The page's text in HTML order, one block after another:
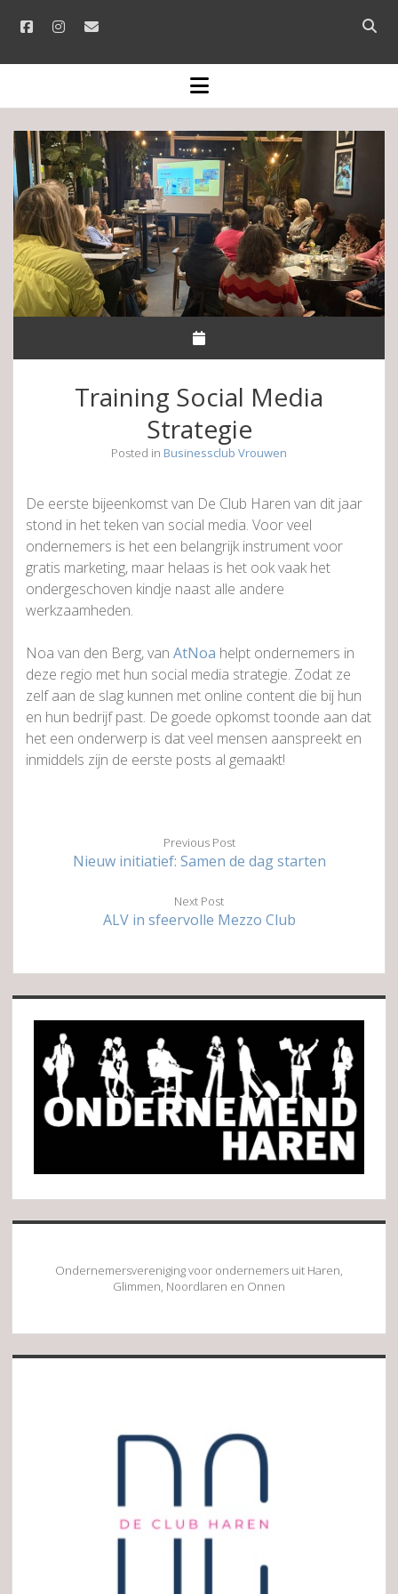
facebookinstagram
email
Open
bar
open
menu
Training Social Media
Strategie
Posted in Businessclub Vrouwen
De eerste bijeenkomst van De Club Haren van dit jaar
stond in het teken van social media. Voor veel
ondernemers is het een belangrijk instrument voor
gratis marketing, maar helaas is het ook vaak het
ondergeschoven kindje naast alle andere
werkzaamheden.
Noa van den Berg, van AtNoa helpt ondernemers in
deze regio met hun social media strategie. Zodat ze
zelf aan de slag kunnen met online content die bij hun
en hun bedrijf past. De goede opkomst toonde aan dat
het een onderwerp is dat veel mensen aanspreekt en
inmiddels zijn de eerste posts al gemaakt!
Previous Post
Nieuw initiatief: Samen de dag starten
Next Post
ALV in sfeervolle Mezzo Club
Sidebar
Ondernemersvereniging voor ondernemers uit Haren,
Glimmen, Noordlaren en Onnen